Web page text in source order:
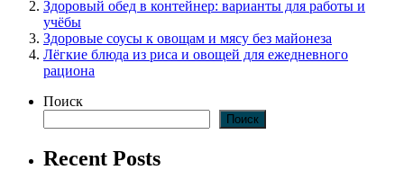
Здоровый обед в контейнер: варианты для работы и
учёбы
Здоровые соусы к овощам и мясу без майонеза
Лёгкие блюда из риса и овощей для ежедневного
рациона
Поиск
Поиск
Recent Posts